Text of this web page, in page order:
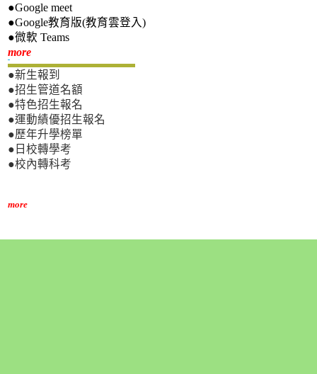
●Google meet
●Google教育版(教育雲登入)
●微軟 Teams
more新生專區
●新生報到
●招生管道名額
●特色招生報名
●運動績優招生報名
●歷年升學榜單
●日校轉學考
●校內轉科考
more